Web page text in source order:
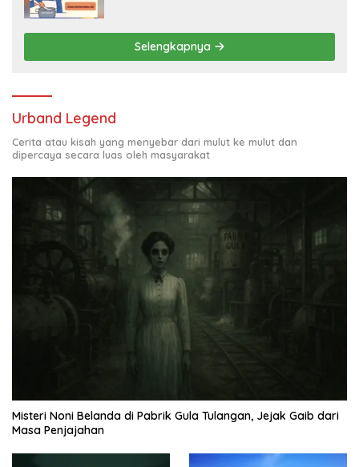
Selengkapnya
Urband Legend
Cerita atau kisah yang menyebar dari mulut ke mulut dan
dipercaya secara luas oleh masyarakat
Misteri Noni Belanda di Pabrik Gula Tulangan, Jejak Gaib dari
Masa Penjajahan